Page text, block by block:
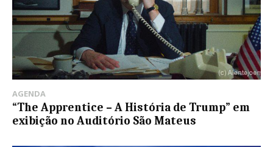
AGENDA
“The Apprentice – A História de Trump” em
exibição no Auditório São Mateus